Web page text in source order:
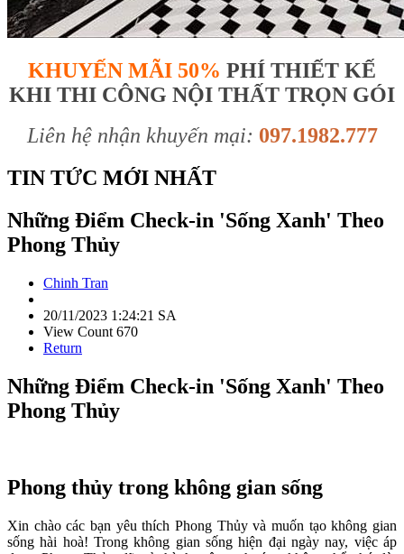
KHUYẾN MÃI 50% PHÍ THIẾT KẾ
KHI THI CÔNG NỘI THẤT TRỌN GÓI
Liên hệ nhận khuyến mại: 097.1982.777
TIN TỨC MỚI NHẤT
Những Điểm Check-in 'Sống Xanh' Theo
Phong Thủy
Chinh Tran
20/11/2023 1:24:21 SA
View Count 670
Return
Những Điểm Check-in 'Sống Xanh' Theo
Phong Thủy
Phong thủy trong không gian sống
Xin chào các bạn yêu thích Phong Thủy và muốn tạo không gian
sống hài hoà! Trong không gian sống hiện đại ngày nay, việc áp